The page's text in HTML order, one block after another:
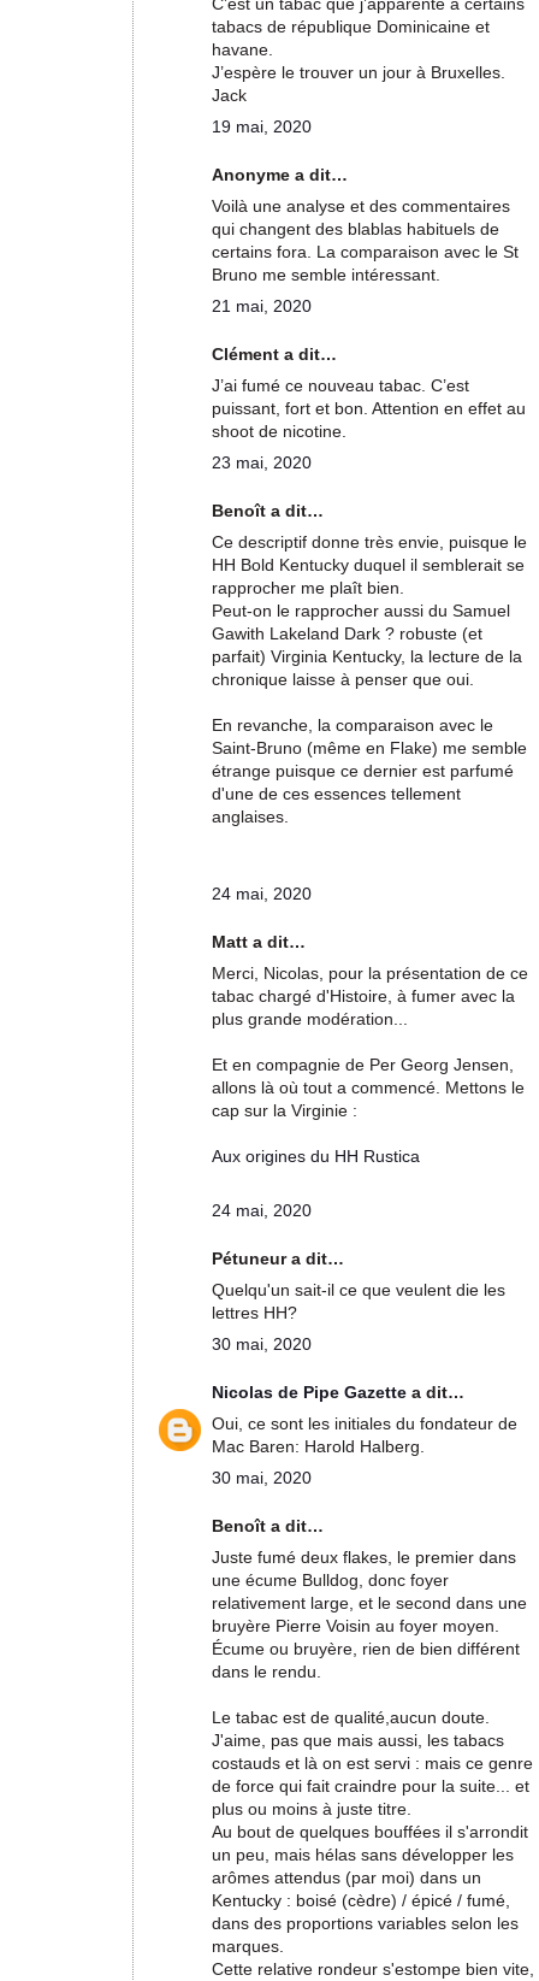
C’est un tabac que j’apparente à certains
tabacs de république Dominicaine et
havane.
J’espère le trouver un jour à Bruxelles.
Jack
19 mai, 2020
Anonyme a dit…
Voilà une analyse et des commentaires
qui changent des blablas habituels de
certains fora. La comparaison avec le St
Bruno me semble intéressant.
21 mai, 2020
Clément a dit…
J’ai fumé ce nouveau tabac. C’est
puissant, fort et bon. Attention en effet au
shoot de nicotine.
23 mai, 2020
Benoît a dit…
Ce descriptif donne très envie, puisque le
HH Bold Kentucky duquel il semblerait se
rapprocher me plaît bien.
Peut-on le rapprocher aussi du Samuel
Gawith Lakeland Dark ? robuste (et
parfait) Virginia Kentucky, la lecture de la
chronique laisse à penser que oui.
En revanche, la comparaison avec le
Saint-Bruno (même en Flake) me semble
étrange puisque ce dernier est parfumé
d'une de ces essences tellement
anglaises.
24 mai, 2020
Matt a dit…
Merci, Nicolas, pour la présentation de ce
tabac chargé d'Histoire, à fumer avec la
plus grande modération...
Et en compagnie de Per Georg Jensen,
allons là où tout a commencé. Mettons le
cap sur la Virginie :
Aux origines du HH Rustica
24 mai, 2020
Pétuneur a dit…
Quelqu'un sait-il ce que veulent die les
lettres HH?
30 mai, 2020
Nicolas de Pipe Gazette a dit…
Oui, ce sont les initiales du fondateur de
Mac Baren: Harold Halberg.
30 mai, 2020
Benoît a dit…
Juste fumé deux flakes, le premier dans
une écume Bulldog, donc foyer
relativement large, et le second dans une
bruyère Pierre Voisin au foyer moyen.
Écume ou bruyère, rien de bien différent
dans le rendu.
Le tabac est de qualité,aucun doute.
J'aime, pas que mais aussi, les tabacs
costauds et là on est servi : mais ce genre
de force qui fait craindre pour la suite... et
plus ou moins à juste titre.
Au bout de quelques bouffées il s'arrondit
un peu, mais hélas sans développer les
arômes attendus (par moi) dans un
Kentucky : boisé (cèdre) / épicé / fumé,
dans des proportions variables selon les
marques.
Cette relative rondeur s'estompe bien vite,